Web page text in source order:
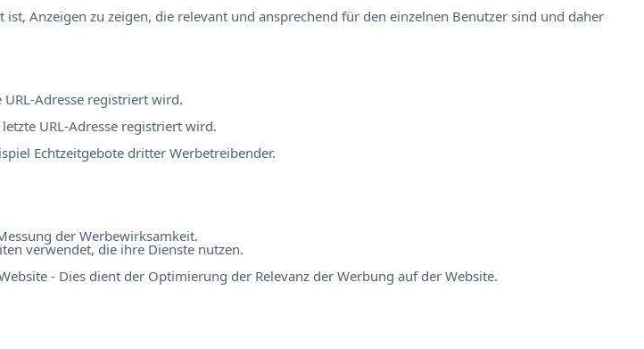
Anzeigen zu zeigen, die relevant und ansprechend für den einzelnen Benutzer sind und daher
Adresse registriert wird.
URL-Adresse registriert wird.
Echtzeitgebote dritter Werbetreibender.
der Werbewirksamkeit.
verwendet, die ihre Dienste nutzen.
- Dies dient der Optimierung der Relevanz der Werbung auf der Website.